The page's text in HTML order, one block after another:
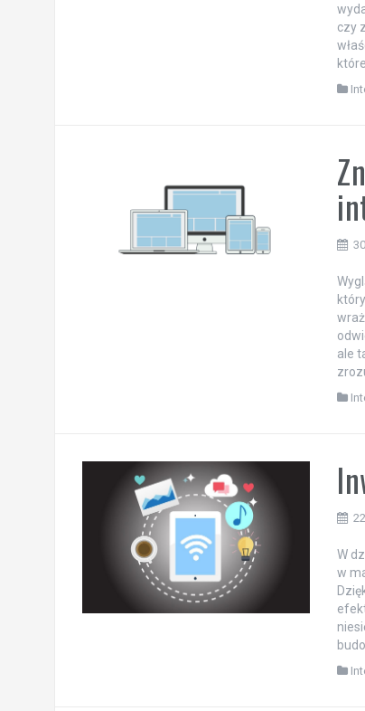
czy
ale
W
w